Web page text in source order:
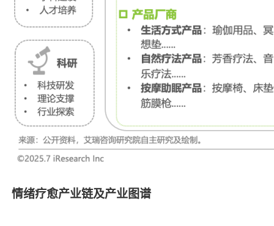
情绪疗愈产业链及产业图谱